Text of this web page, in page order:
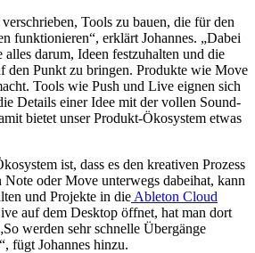
Tools zu bauen, die für den
funktionieren“, erklärt Johannes. „Dabei
darum, Ideen festzuhalten und die
den Punkt zu bringen. Produkte wie Move
Tools wie Push und Live eignen sich
Details einer Idee mit der vollen Sound-
bietet unser Produkt-Ökosystem etwas
ist, dass es den kreativen Prozess
oder Move unterwegs dabeihat, kann
und Projekte in die Ableton Cloud
auf dem Desktop öffnet, hat man dort
werden sehr schnelle Übergänge
fügt Johannes hinzu.